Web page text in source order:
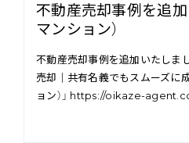
不動産売却事例を追加
マンション）
不動産売却事例を追加いたしま
売却｜共有名義でもスムーズに
ョン）」 https://oikaze-